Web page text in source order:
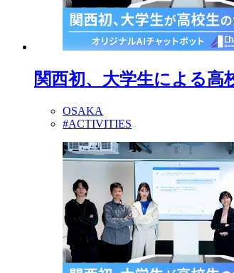
関西初、大学生による
OSAKA
#ACTIVITIES